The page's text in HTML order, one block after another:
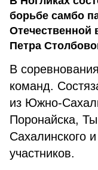
борьбе самбо
Отечественной
Петра
В
команд.
из Южно-
Поронайска,
Сахалинского
участников.